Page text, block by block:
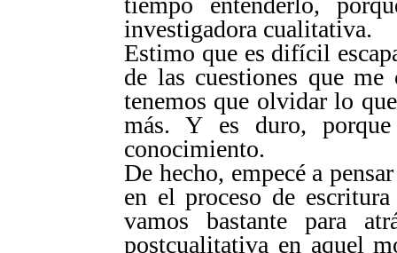
investigadora cualitativa.
Estimo que es difícil
de las cuestiones que
tenemos que olvidar lo
más. Y es duro, porque
conocimiento.
De hecho, empecé a
en el proceso de
vamos bastante para
postcualitativa en aquel